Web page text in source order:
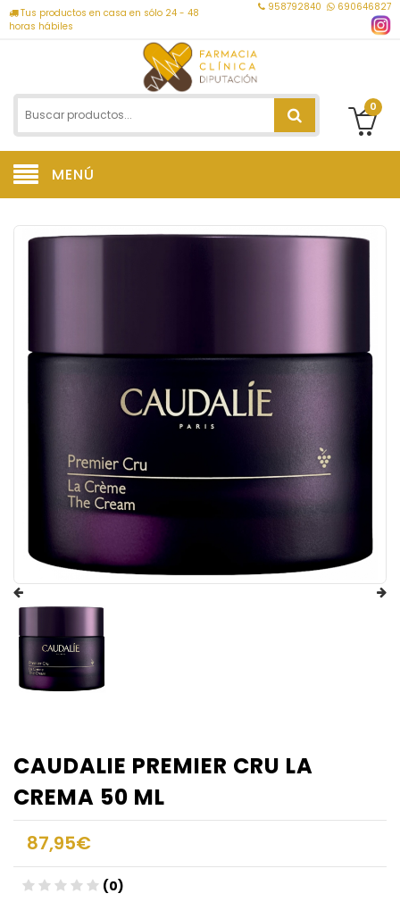
Tus productos en casa en sólo 24 - 48
horas hábiles
958792840 690646827
0
MENÚ
CAUDALIE PREMIER CRU LA
CREMA 50 ML
87,95€
(0)